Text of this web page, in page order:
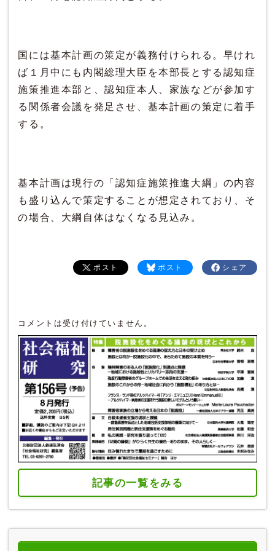
国には基本計画の策定が義務付けられる。早けれ
ば１月中にも内閣総理大臣を本部長とする認知症
施策推進本部と、認知症本人、家族などが参加す
る関係者会議を発足させ、基本計画の策定に着手
する。
基本計画は現行の「認知症施策推進大綱」の内容
も盛り込んで策定することが想定されており、そ
の場合、大綱自体はなくなる見込み。
シェア
ポスト
ポスト
コメントは受け付けていません。
記事の一覧をみる